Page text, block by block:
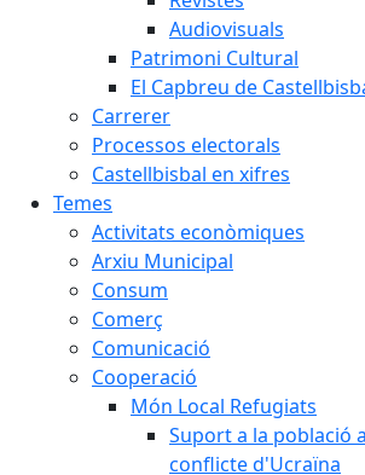
Audiovisuals
Patrimoni Cultural
El Capbreu de
Carrerer
Processos electorals
Castellbisbal en xifres
Temes
Activitats econòmiques
Arxiu Municipal
Consum
Comerç
Comunicació
Cooperació
Món Local Refugiats
Suport a la població
conflicte d'Ucraïna